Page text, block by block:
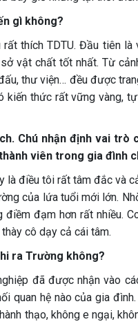
gì không?
thích TDTU. Đầu tiên
vật chất tốt nhất. Từ
thư viện… đều được
thức rất vững vàng,
Chú nhận định vai trò
viên trong gia đình
điều tôi rất tâm đắc và
của lứa tuổi mới lớn.
đạm hơn rất nhiều.
cô dạy cả cái tâm.
ra Trường không?
đã được nhận vào
quan hệ nào của gia
thạo, không e ngại,